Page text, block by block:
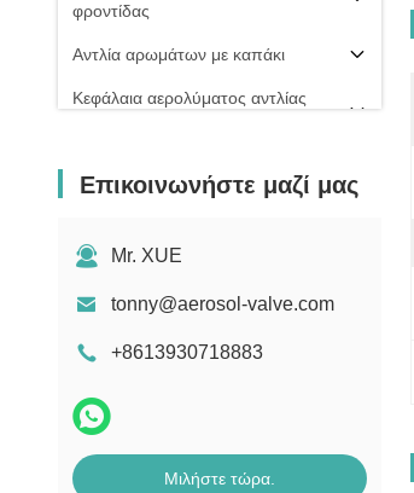
φροντίδας
Αντλία αρωμάτων με καπάκι
Κεφάλαια αερολύματος αντλίας
Σπρέι πιπεριού
μηχανή πλήρωσης αερολύματος
Επικοινωνήστε μαζί μας
Mr. XUE
tonny@aerosol-valve.com
+8613930718883
Μιλήστε τώρα.